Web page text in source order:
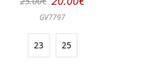
GV7797
23 25